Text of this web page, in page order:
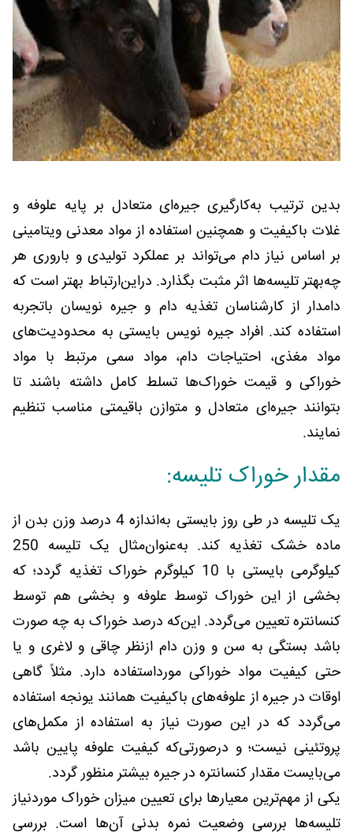
بدین ترتیب به‌کارگیری جیره‌ای متعادل بر پایه علوفه و
غلات باکیفیت و همچنین استفاده از مواد معدنی ویتامینی
بر اساس نیاز دام می‌تواند بر عملکرد تولیدی و باروری هر
چه‌بهتر تلیسه‌ها اثر مثبت بگذارد. دراین‌ارتباط بهتر است که
دامدار از کارشناسان تغذیه دام و جیره نویسان باتجربه
استفاده کند. افراد جیره نویس بایستی به محدودیت‌های
مواد مغذی، احتیاجات دام، مواد سمی مرتبط با مواد
خوراکی و قیمت خوراک‌ها تسلط کامل داشته باشند تا
بتوانند جیره‌ای متعادل و متوازن باقیمتی مناسب تنظیم
نمایند.
مقدار خوراک تلیسه:
یک تلیسه در طی روز بایستی به‌اندازه 4 درصد وزن بدن از
ماده خشک تغذیه کند. به‌عنوان‌مثال یک تلیسه 250
کیلوگرمی بایستی با 10 کیلوگرم خوراک تغذیه گردد؛ که
بخشی از این خوراک توسط علوفه و بخشی هم توسط
کنسانتره تعیین می‌گردد. این‌که درصد خوراک به چه صورت
باشد بستگی به سن و وزن دام ازنظر چاقی و لاغری و یا
حتی کیفیت مواد خوراکی مورداستفاده دارد. مثلاً گاهی
اوقات در جیره از علوفه‌های باکیفیت همانند یونجه استفاده
می‌گردد که در این صورت نیاز به استفاده از مکمل‌های
پروتئینی نیست؛ و درصورتی‌که کیفیت علوفه پایین باشد
می‌بایست مقدار کنسانتره در جیره بیشتر منظور گردد.
یکی از مهم‌ترین معیارها برای تعیین میزان خوراک موردنیاز
تلیسه‌ها بررسی وضعیت نمره بدنی آن‌ها است. بررسی